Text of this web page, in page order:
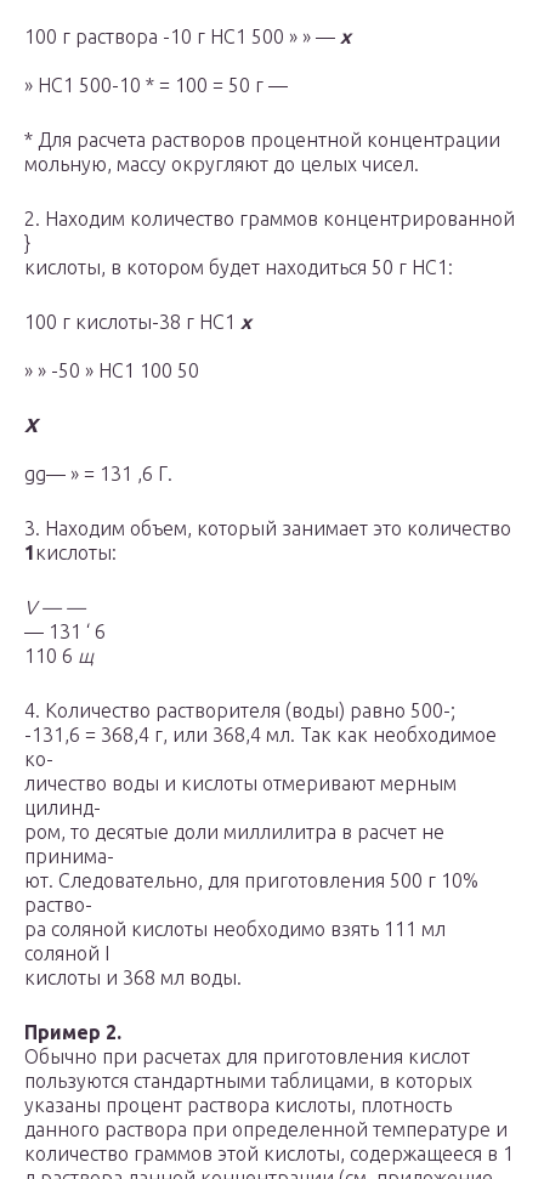
100 г раствора -10 г НС1 500 » » — х
» НС1 500-10 * = 100 = 50 г —
* Для расчета растворов процентной концентрации
мольную, массу округляют до целых чисел.
2. Находим количество граммов концентрированной
}
кислоты, в котором будет находиться 50 г НС1:
100 г кислоты-38 г НС1 х
» » -50 » НС1 100 50
X
gg— » = 131 ,6 Г.
3. Находим объем, который занимает это количество
1кислоты:
V — —
— 131 ‘ 6
110 6 щ
4. Количество растворителя (воды) равно 500-;
-131,6 = 368,4 г, или 368,4 мл. Так как необходимое
ко-
личество воды и кислоты отмеривают мерным
цилинд-
ром, то десятые доли миллилитра в расчет не
принима-
ют. Следовательно, для приготовления 500 г 10%
раство-
ра соляной кислоты необходимо взять 111 мл
соляной I
кислоты и 368 мл воды.
Пример 2.
Обычно при расчетах для приготовления кислот
пользуются стандартными таблицами, в которых
указаны процент раствора кислоты, плотность
данного раствора при определенной температуре и
количество граммов этой кислоты, содержащееся в 1